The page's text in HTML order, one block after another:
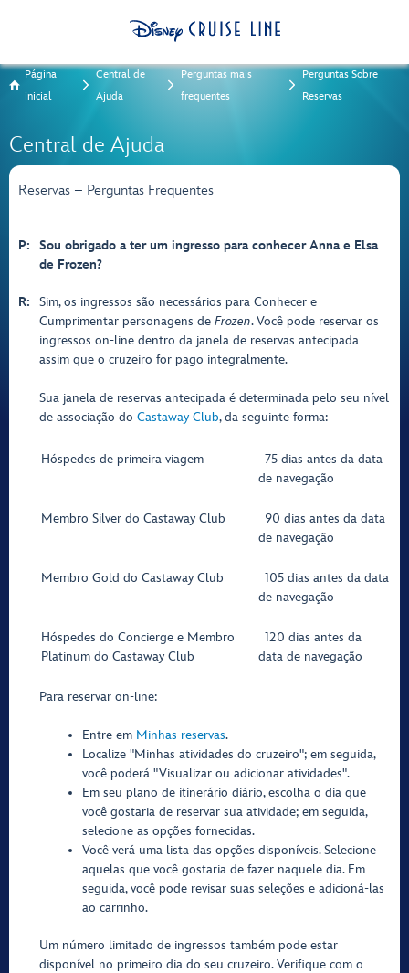
Página
inicial
Central de
Ajuda
Perguntas mais
frequentes
Perguntas Sobre
Reservas
Central de Ajuda
Reservas – Perguntas Frequentes
P:
Sou obrigado a ter um ingresso para conhecer Anna e Elsa
de Frozen?
R:
Sim, os ingressos são necessários para Conhecer e
Cumprimentar personagens de Frozen. Você pode reservar os
ingressos on-line dentro da janela de reservas antecipada
assim que o cruzeiro for pago integralmente.
Sua janela de reservas antecipada é determinada pelo seu nível
de associação do Castaway Club, da seguinte forma:
Hóspedes de primeira viagem
75 dias antes da data
de navegação
Membro Silver do Castaway Club
90 dias antes da data
de navegação
Membro Gold do Castaway Club
105 dias antes da data
de navegação
Hóspedes do Concierge e Membro
Platinum do Castaway Club
120 dias antes da
data de navegação
Para reservar on-line:
Entre em Minhas reservas.
Localize "Minhas atividades do cruzeiro"; em seguida,
você poderá "Visualizar ou adicionar atividades".
Em seu plano de itinerário diário, escolha o dia que
você gostaria de reservar sua atividade; em seguida,
selecione as opções fornecidas.
Você verá uma lista das opções disponíveis. Selecione
aquelas que você gostaria de fazer naquele dia. Em
seguida, você pode revisar suas seleções e adicioná-las
ao carrinho.
Um número limitado de ingressos também pode estar
disponível no primeiro dia do seu cruzeiro. Verifique com o